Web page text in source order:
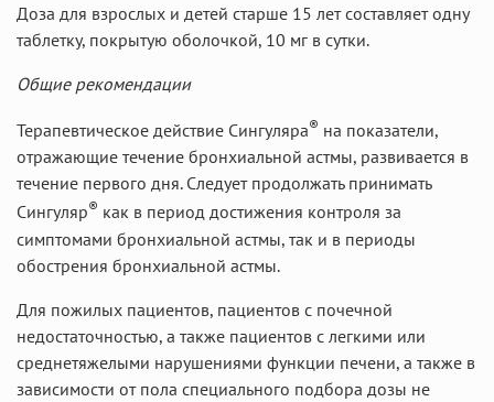
Доза для взрослых и детей старше 15 лет составляет одну
таблетку, покрытую оболочкой, 10 мг в сутки.
Общие рекомендации
Терапевтическое действие Сингуляра® на показатели,
отражающие течение бронхиальной астмы, развивается в
течение первого дня. Следует продолжать принимать
Сингуляр® как в период достижения контроля за
симптомами бронхиальной астмы, так и в периоды
обострения бронхиальной астмы.
Для пожилых пациентов, пациентов с почечной
недостаточностью, а также пациентов с легкими или
среднетяжелыми нарушениями функции печени, а также в
зависимости от пола специального подбора дозы не